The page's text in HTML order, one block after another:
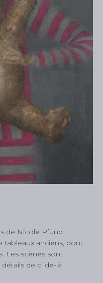
tableaux anciens, dont
Les scènes sont
de ci de-là